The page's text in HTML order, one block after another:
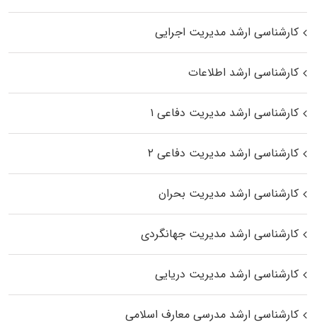
کارشناسی ارشد مدیریت اجرایی
کارشناسی ارشد اطلاعات
کارشناسی ارشد مدیریت دفاعی ۱
کارشناسی ارشد مدیریت دفاعی ۲
کارشناسی ارشد مدیریت بحران
کارشناسی ارشد مدیریت جهانگردی
کارشناسی ارشد مدیریت دریایی
کارشناسی ارشد مدرسی معارف اسلامی